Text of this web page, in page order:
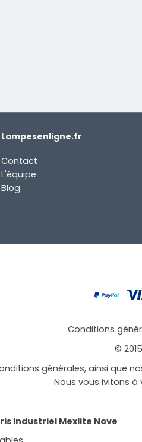
Lampesenligne.fr
Contact
L'équipe
Blog
Conditions
©
générales, ainsi que
Nous vous ivitons
industriel Mexlite Nove